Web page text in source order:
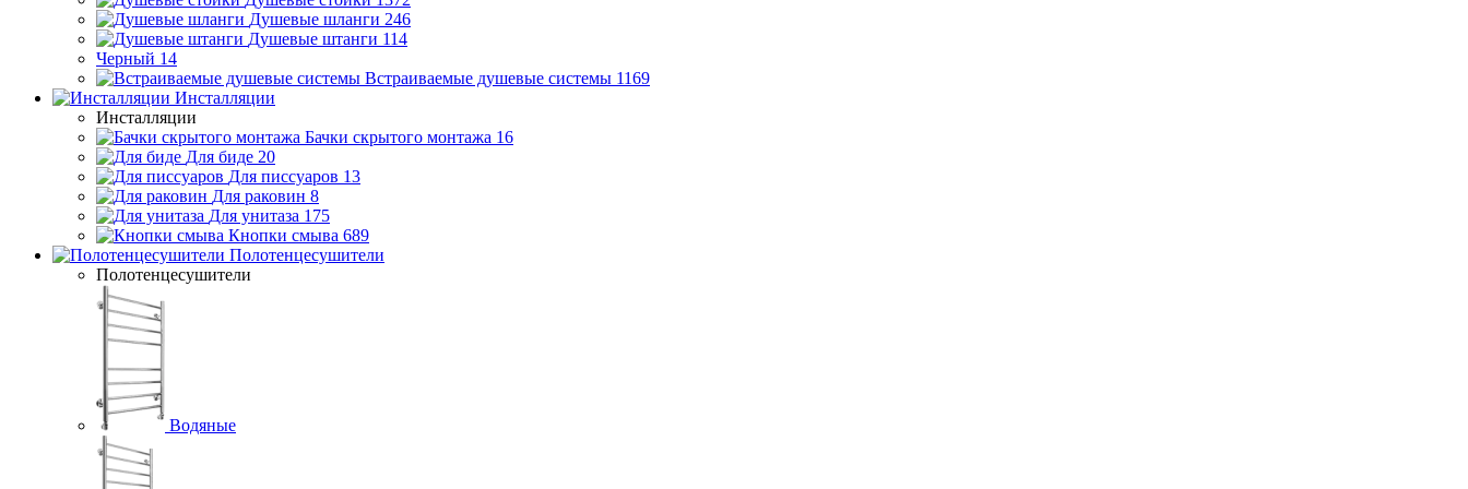
Душевые шланги 246
Душевые штанги 114
Черный 14
Встраиваемые душевые системы 1169
Инсталляции
Инсталляции
Бачки скрытого монтажа 16
Для биде 20
Для писсуаров 13
Для раковин 8
Для унитаза 175
Кнопки смыва 689
Полотенцесушители
Полотенцесушители
Водяные